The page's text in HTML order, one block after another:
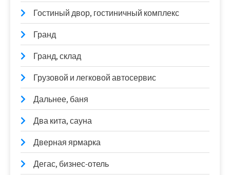
Гостиный двор, гостиничный комплекс
Гранд
Гранд, склад
Грузовой и легковой автосервис
Дальнее, баня
Два кита, сауна
Дверная ярмарка
Дегас, бизнес-отель